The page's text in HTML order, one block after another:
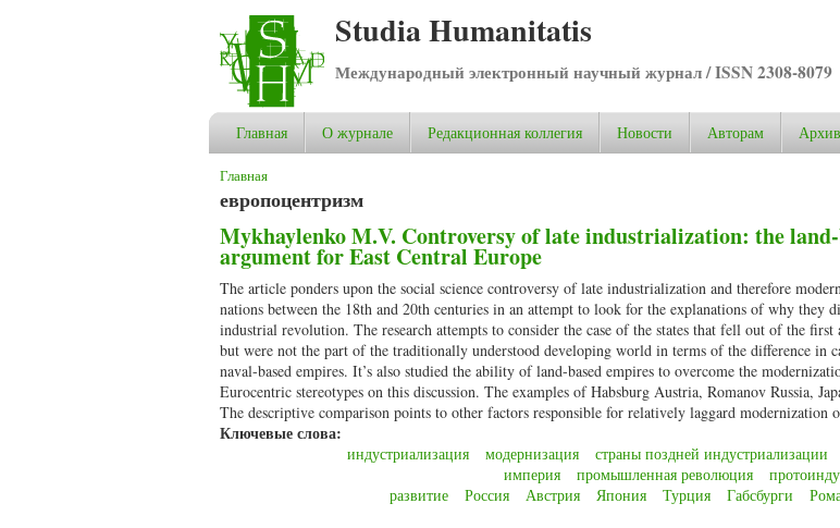
Studia Humanitatis
Международный электронный научный журнал / ISSN 2308-8079
Главная О журнале Редакционная коллегия Новости Авторам
Вы здесь
Главная
европоцентризм
Mykhaylenko M.V. Controversy of late industrialization: the
argument for East Central Europe
The article ponders upon the social science controversy of late industrialization and therefore
nations between the 18th and 20th centuries in an attempt to look for the explanations of why they
industrial revolution. The research attempts to consider the case of the states that fell out of the
but were not the part of the traditionally understood developing world in terms of the difference in
naval-based empires. It’s also studied the ability of land-based empires to overcome the
Eurocentric stereotypes on this discussion. The examples of Habsburg Austria, Romanov Russia,
The descriptive comparison points to other factors responsible for relatively laggard modernization
Ключевые слова:
индустриализация модернизация страны поздней индустриализации
империя
промышленная революция
развитие
Россия Австрия Япония Турция Габсбурги